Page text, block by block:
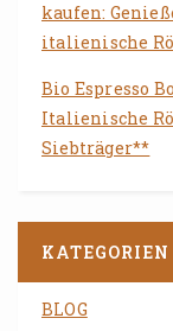
kaufen:
italienische
Bio Espresso
Italienische
Siebträger**
KATEGORIEN
BLOG